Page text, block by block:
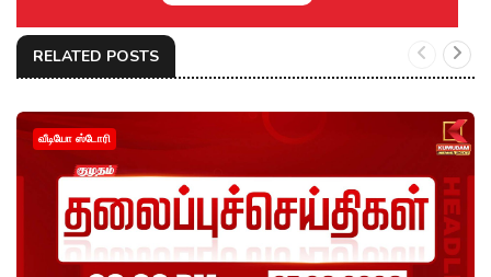
RELATED POSTS
வீடியோ ஸ்டோரி